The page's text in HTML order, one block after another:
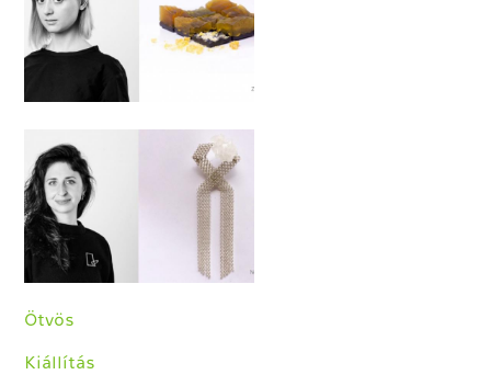
Ötvös
Kiállítás